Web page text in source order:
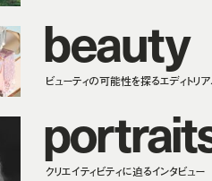
beauty
ビューティの可能性を探るエディトリ
portrait
クリエイティビティに迫るインタビュー